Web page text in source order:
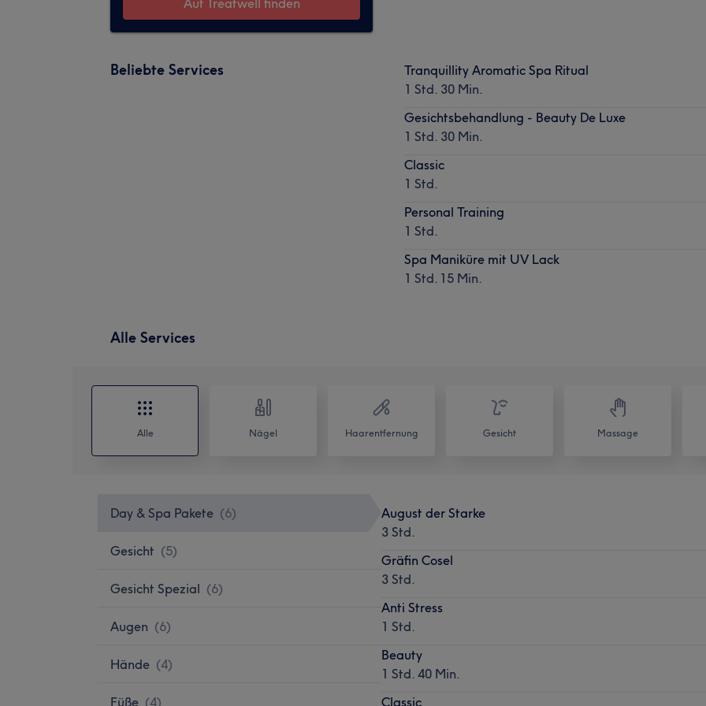
Beliebte Services
Tranquillity Aromatic Spa Ritual
1 Std. 30 Min.
Gesichtsbehandlung - Beauty De Luxe
1 Std. 30 Min.
Classic
1 Std.
Personal Training
1 Std.
Spa Maniküre mit UV Lack
1 Std. 15 Min.
Alle Services
Alle Nägel Haarentfernung Gesicht Massage
Day & Spa Pakete (6)
Gesicht (5)
Gesicht Spezial (6)
Augen (6)
Hände (4)
Füße (4)
August der Starke
3 Std.
Gräfin Cosel
3 Std.
Anti Stress
1 Std.
Beauty
1 Std. 40 Min.
Classic